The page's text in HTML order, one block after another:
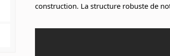
construction. La structure robuste de